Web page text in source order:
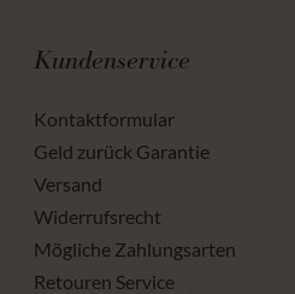
Kundenservice
Kontaktformular
Geld zurück Garantie
Versand
Widerrufsrecht
Mögliche Zahlungsarten
Retouren Service